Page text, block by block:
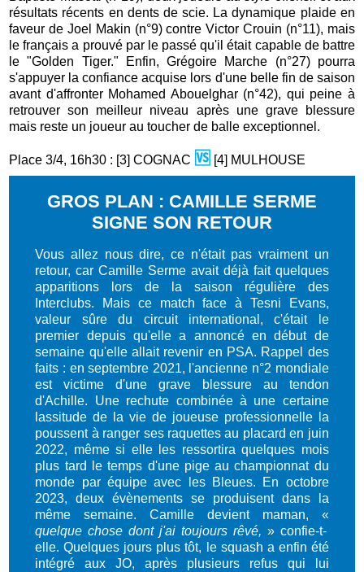
résultats récents en dents de scie. La dynamique plaide en
faveur de Joel Makin (n°9) contre Victor Crouin (n°11), mais
le français a prouvé par le passé qu'il était capable de battre
le "Golden Tiger." Enfin, Grégoire Marche (n°27) pourra
s'appuyer la confiance acquise lors d'une belle fin de saison
avant d'affronter Mohamed Abouelghar (n°42), qui peine à
retrouver son meilleur niveau après une grave blessure
mais reste un joueur au toucher de balle exceptionnel.
Place 3/4, 16h30 : [3] COGNAC 🆚 [4] MULHOUSE
GROS PLAN : CAMILLE SERME
SIGNE SON RETOUR
Vous allez nous dire, ce n'était pas vraiment un
retour, car Camille Serme avait déjà fait quelques
apparitions lors de la saison régulière des
Interclubs. Mais ce match face à Tesni Evans,
valeur sûre du circuit international, c'était le
premier depuis qu'elle a annoncé en début de
semaine qu'elle allait revenir en PSA. Rappel des
faits : en septembre 2021, l'ancienne n°2 mondiale
est victime d'une grave blessure au tendon
d'Achille. Une rechute combinée à une certaine
lassitude de la vie de joueuse professionnelle la
poussent à ranger ses raquettes au placard en juin
2022, même si elle les ressortira quelques mois
plus tard le temps d'une pige au championnat du
monde par équipe avec les Bleues. En octobre
2023, deux évènements se produisent dans la
même semaine. Camille devient maman, «
quelque chose dont j'ai toujours rêvé, » confie-t-
elle. Quelques jours plus tôt, le squash a enfin été
intégré aux JO, après plusieurs refus qui lui